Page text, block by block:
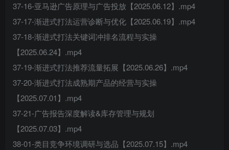
37-16-亚马逊广告原理与广告投放【2025.06.12】.mp4
37-17-渐进式打法运营诊断与优化【2025.06.19】.mp4
37-18-渐进式打法关键词冲排名流程与实操
【2025.06.24】.mp4
37-19-渐进式打法推荐流量拓展【2025.06.26】.mp4
37-20-渐进式打法成熟期产品的经营与实操
【2025.07.01】.mp4
37-21-广告报告深度解读&库存管理与规划
【2025.07.03】.mp4
38-01-类目竞争环境调研与选品【2025.07.15】.mp4